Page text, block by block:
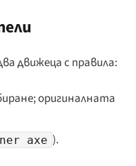
движеца с правила:
оригиналната
axe ).